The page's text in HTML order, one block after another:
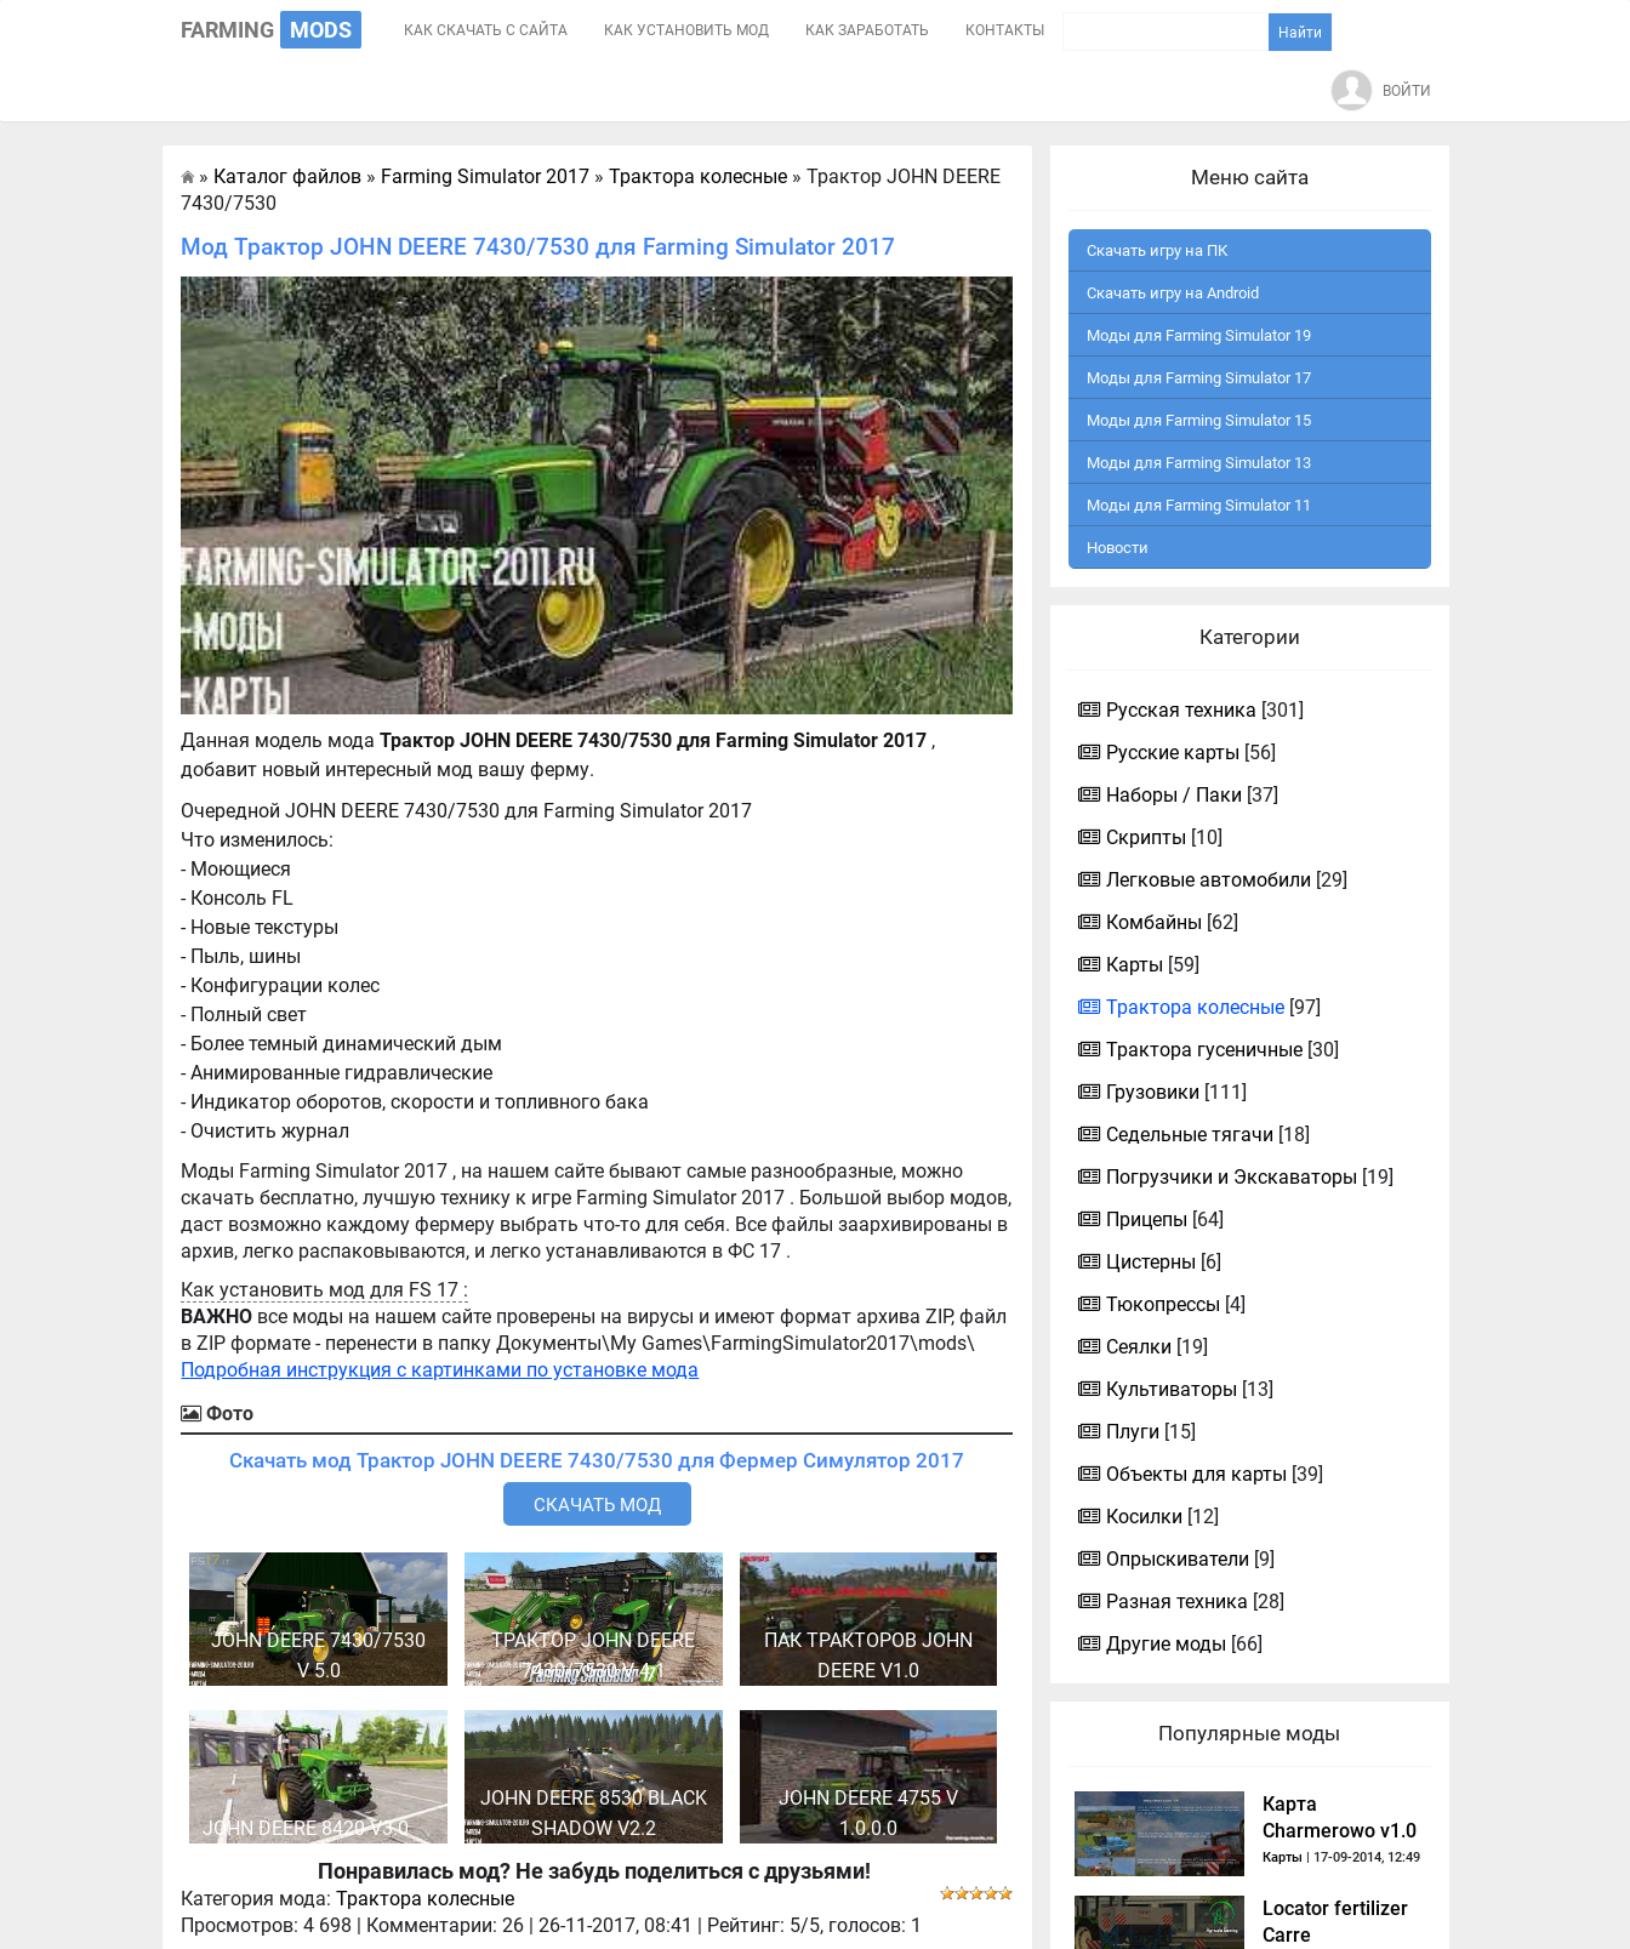
FARMING MODS КАК СКАЧАТЬ С САЙТА КАК УСТАНОВИТЬ МОД КАК ЗАРАБОТАТЬ КОНТАКТЫ
ВОЙТИ
Главная
» Каталог файлов » Farming Simulator 2017 »Трактора колесные » Трактор JOHN DEERE
7430/7530
Мод Трактор JOHN DEERE 7430/7530 для Farming Simulator 2017
Данная модель мода Трактор JOHN DEERE 7430/7530 для Farming Simulator 2017 ,
добавит новый интересный мод вашу ферму.
Очередной JOHN DEERE 7430/7530 для Farming Simulator 2017
Что изменилось:
- Моющиеся
- Консоль FL
- Новые текстуры
- Пыль, шины
- Конфигурации колес
- Полный свет
- Более темный динамический дым
- Анимированные гидравлические
- Индикатор оборотов, скорости и топливного бака
- Очистить журнал
Моды Farming Simulator 2017 , на нашем сайте бывают самые разнообразные, можно
скачать бесплатно, лучшую технику к игре Farming Simulator 2017 . Большой выбор модов,
даст возможно каждому фермеру выбрать что-то для себя. Все файлы заархивированы в
архив, легко распаковываются, и легко устанавливаются в ФС 17 .
Как установить мод для FS 17 :
ВАЖНО все моды на нашем сайте проверены на вирусы и имеют формат архива ZIP, файл
в ZIP формате - перенести в папку Документы\My Games\FarmingSimulator2017\mods\
Подробная инструкция с картинками по установке мода
Фото
Скачать мод Трактор JOHN DEERE 7430/7530 для Фермер Симулятор 2017
СКАЧАТЬ МОД
JOHN DEERE 7430/7530
V 5.0
ТРАКТОР JOHN DEERE
7430/7530 V 4.1
ПАК ТРАКТОРОВ JOHN
DEERE V1.0
JOHN DEERE 8420 V3.0
JOHN DEERE 8530 BLACK
SHADOW V2.2
JOHN DEERE 4755 V
1.0.0.0
Понравилась мод? Не забудь поделиться с друзьями!
Категория мода: Трактора колесные
Просмотров: 4 698 Комментарии: 26 |26-11-2017, 08:41 | Рейтинг: 5/5, голосов: 1
Меню сайта
Скачать игру на ПК
Скачать игру на Android
Моды для Farming Simulator 19
Моды для Farming Simulator 17
Моды для Farming Simulator 15
Моды для Farming Simulator 13
Моды для Farming Simulator 11
Новости
Категории
Русская техника [301]
Русские карты [56]
Наборы / Паки [37]
Скрипты [10]
Легковые автомобили [29]
Комбайны [62]
Карты [59]
Трактора колесные [97]
Трактора гусеничные [30]
Грузовики [111]
Седельные тягачи [18]
Погрузчики и Экскаваторы [19]
Прицепы [64]
Цистерны [6]
Тюкопрессы [4]
Сеялки [19]
Культиваторы [13]
Плуги [15]
Объекты для карты [39]
Косилки [12]
Опрыскиватели [9]
Разная техника [28]
Другие моды [66]
Популярные моды
Карта
Charmerowo v1.0
By Charmer
Карты | 17-09-2014, 12:49
Locator fertilizer
Carre